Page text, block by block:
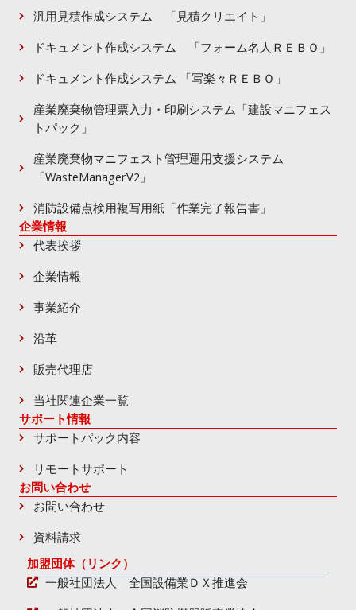
汎用見積作成システム 「見積クリエイト」
ドキュメント作成システム 「フォーム名人ＲＥＢＯ」
ドキュメント作成システム 「写楽々ＲＥＢＯ」
産業廃棄物管理票入力・印刷システム「建設マニフェス
トパック」
産業廃棄物マニフェスト管理運用支援システム
「WasteManagerV2」
消防設備点検用複写用紙「作業完了報告書」
企業情報
代表挨拶
企業情報
事業紹介
沿革
販売代理店
当社関連企業一覧
サポート情報
サポートパック内容
リモートサポート
お問い合わせ
お問い合わせ
資料請求
加盟団体（リンク）
一般社団法人 全国設備業ＤＸ推進会